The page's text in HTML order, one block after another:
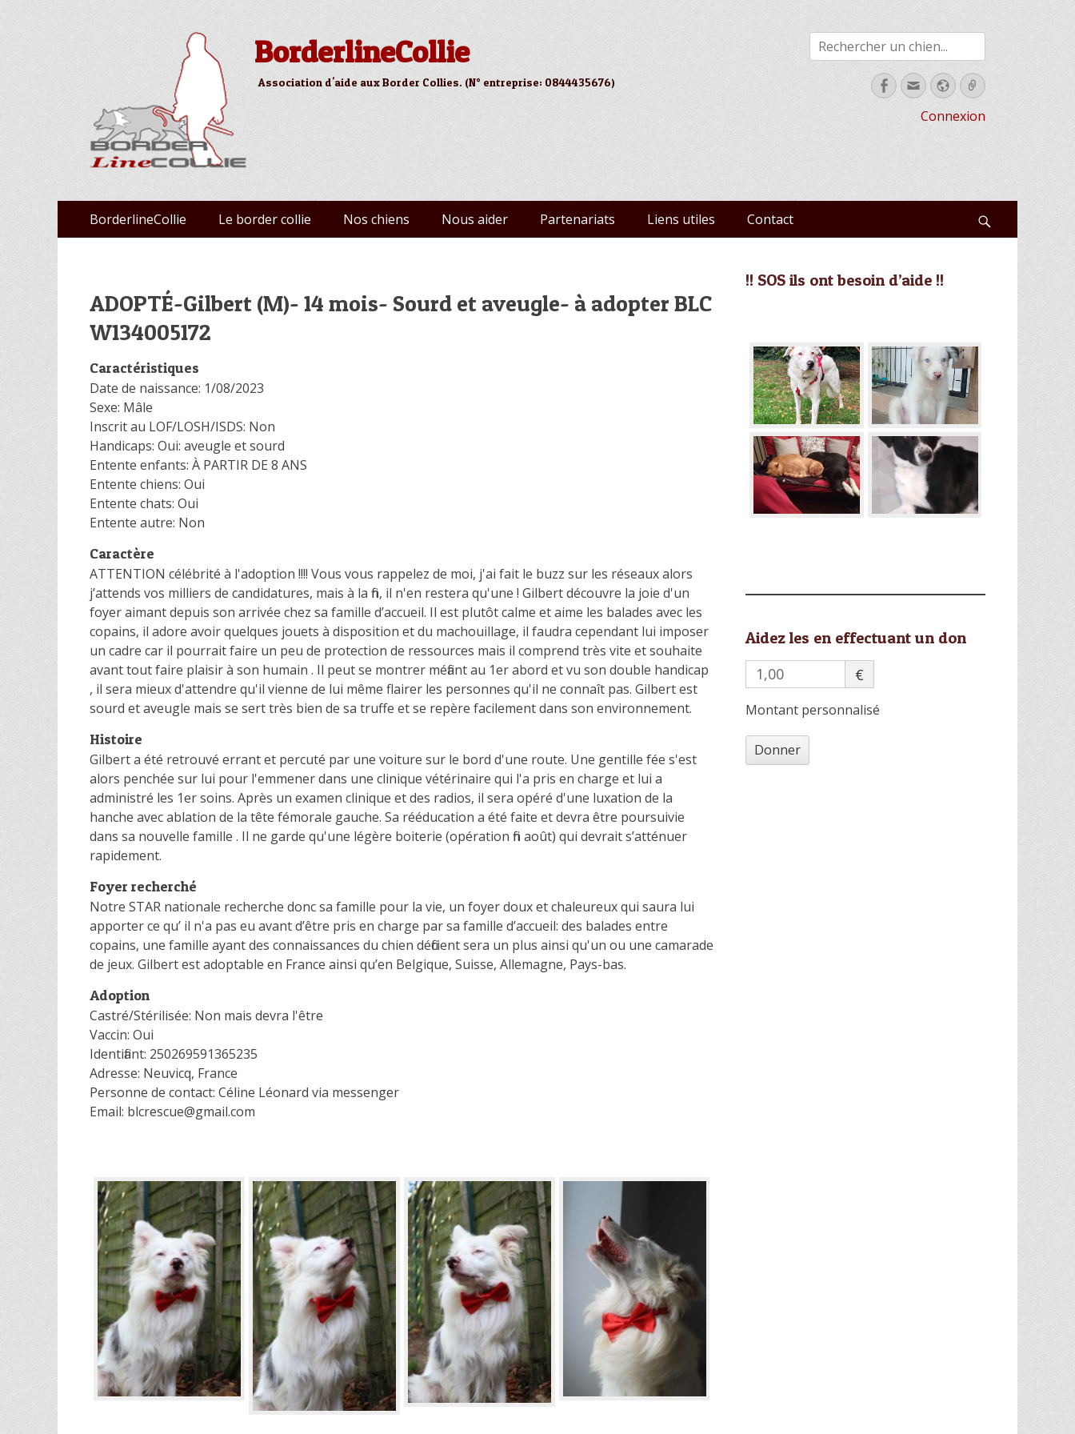
BorderlineCollie
Association d'aide aux Border Collies. (N° entreprise: 0844435676)
Rechercher
Facebook
EmailSite
web
Link
Connexion
Premier menu
BorderlineCollie Le border collie Nos chiens Nous aider Partenariats Liens utiles Contact
ADOPTÉ-Gilbert (M)- 14 mois- Sourd et aveugle- à adopter BLC
W134005172
Caractéristiques
Date de naissance: 1/08/2023
Sexe: Mâle
Inscrit au LOF/LOSH/ISDS: Non
Handicaps: Oui: aveugle et sourd
Entente enfants: À PARTIR DE 8 ANS
Entente chiens: Oui
Entente chats: Oui
Entente autre: Non
Caractère
ATTENTION célébrité à l'adoption !!!! Vous vous rappelez de moi, j'ai fait le buzz sur les réseaux alors
j’attends vos milliers de candidatures, mais à la fin, il n'en restera qu'une ! Gilbert découvre la joie d'un
foyer aimant depuis son arrivée chez sa famille d’accueil. Il est plutôt calme et aime les balades avec les
copains, il adore avoir quelques jouets à disposition et du machouillage, il faudra cependant lui imposer
un cadre car il pourrait faire un peu de protection de ressources mais il comprend très vite et souhaite
avant tout faire plaisir à son humain . Il peut se montrer méfiant au 1er abord et vu son double handicap
, il sera mieux d'attendre qu'il vienne de lui même flairer les personnes qu'il ne connaît pas. Gilbert est
sourd et aveugle mais se sert très bien de sa truffe et se repère facilement dans son environnement.
Histoire
Gilbert a été retrouvé errant et percuté par une voiture sur le bord d'une route. Une gentille fée s'est
alors penchée sur lui pour l'emmener dans une clinique vétérinaire qui l'a pris en charge et lui a
administré les 1er soins. Après un examen clinique et des radios, il sera opéré d'une luxation de la
hanche avec ablation de la tête fémorale gauche. Sa rééducation a été faite et devra être poursuivie
dans sa nouvelle famille . Il ne garde qu'une légère boiterie (opération fin août) qui devrait s’atténuer
rapidement.
Foyer recherché
Notre STAR nationale recherche donc sa famille pour la vie, un foyer doux et chaleureux qui saura lui
apporter ce qu’ il n'a pas eu avant d’être pris en charge par sa famille d’accueil: des balades entre
copains, une famille ayant des connaissances du chien déficient sera un plus ainsi qu'un ou une camarade
de jeux. Gilbert est adoptable en France ainsi qu’en Belgique, Suisse, Allemagne, Pays-bas.
Adoption
Castré/Stérilisée: Non mais devra l'être
Vaccin: Oui
Identifiant: 250269591365235
Adresse: Neuvicq, France
Personne de contact: Céline Léonard via messenger
Email: blcrescue@gmail.com
!! SOS ils ont besoin d’aide !!
Aidez les en effectuant un don
€
Montant personnalisé
Donner